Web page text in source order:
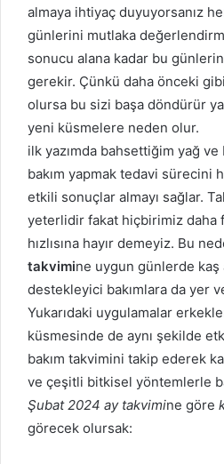
almaya ihtiyaç duyuyorsanız
günlerini mutlaka
sonucu alana kadar bu günlerin
gerekir. Çünkü daha önceki
olursa bu sizi başa döndürür
yeni küsmelere neden olur.
ilk yazımda bahsettiğim yağ
bakım yapmak tedavi sürecini
etkili sonuçlar almayı sağlar.
yeterlidir fakat hiçbirimiz daha
hızlısına hayır demeyiz. Bu
takvimine uygun günlerde kaş
destekleyici bakımlara da yer
Yukarıdaki uygulamalar
küsmesinde de aynı şekilde
bakım takvimini takip ederek
ve çeşitli bitkisel
Şubat 2024 ay takvimine göre
görecek olursak: